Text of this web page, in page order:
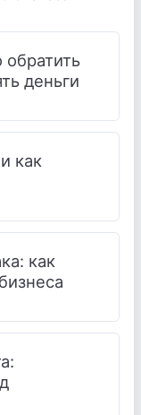
обратить
деньги
как
как